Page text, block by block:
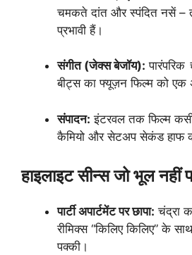
चमकते दांत और स्पंदित नसें –
प्रभावी हैं।
संगीत (जेक्स बेजॉय): पारंपरिक
बीट्स का फ्यूज़न फिल्म को एक
संपादन: इंटरवल तक फिल्म
कैमियो और सेटअप सेकंड हाफ
हाइलाइट सीन्स जो भूल नहीं
पार्टी अपार्टमेंट पर छापा: चंद्रा
रीमिक्स “किलिए किलिए” के
पक्की।